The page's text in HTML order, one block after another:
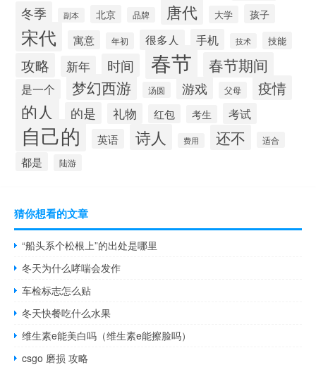
冬季 副本 北京 品牌 唐代 大学 孩子
宋代 寓意 年初 很多人 手机 技术 技能
攻略 新年 时间 春节 春节期间
是一个 梦幻西游 汤圆 游戏 父母 疫情
的人 的是 礼物 红包 考生 考试
自己的 英语 诗人 费用 还不 适合
都是 陆游
猜你想看的文章
“船头系个松根上”的出处是哪里
冬天为什么哮喘会发作
车检标志怎么贴
冬天快餐吃什么水果
维生素e能美白吗（维生素e能擦脸吗）
csgo 磨损 攻略